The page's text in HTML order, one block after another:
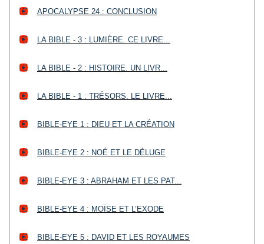
APOCALYPSE 24 : CONCLUSION
LA BIBLE - 3 : LUMIÈRE. CE LIVRE...
LA BIBLE - 2 : HISTOIRE. UN LIVR...
LA BIBLE - 1 : TRÉSORS. LE LIVRE...
BIBLE-EYE 1 : DIEU ET LA CRÉATION
BIBLE-EYE 2 : NOÉ ET LE DÉLUGE
BIBLE-EYE 3 : ABRAHAM ET LES PAT...
BIBLE-EYE 4 : MOÏSE ET L’EXODE
BIBLE-EYE 5 : DAVID ET LES ROYAUMES